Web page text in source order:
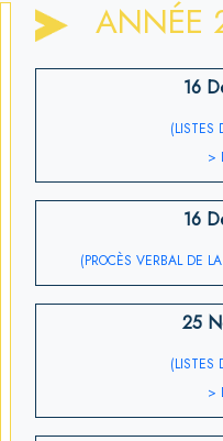
ANNÉE
16
(LISTES
>
16
(PROCÈS VERBAL DE
25
(LISTES
>